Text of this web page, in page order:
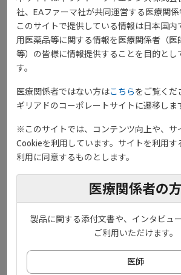
腸疾患（IBD）治療におけるステロイド治療
ています。
動画の内容はこちらのPDFでもご参照いただ
社、EAファーマ社が共同運営する医療関係
このサイトで提供している情報は日本国内
用医薬品等に関する情報を医療関係者（医
等）の皆様に情報提供することを目的とし
す。
医療関係者ではない方はこちらをご覧くだ
ギリアドのコーポレートサイトに遷移しま
※このサイトでは、コンテンツ向上や、サ
Cookieを利用しています。サイトを利用す
利用に同意するものとします。
医療関係者の方
製品に関する添付文書や、インタビュ
ご利用いただけます。
医師